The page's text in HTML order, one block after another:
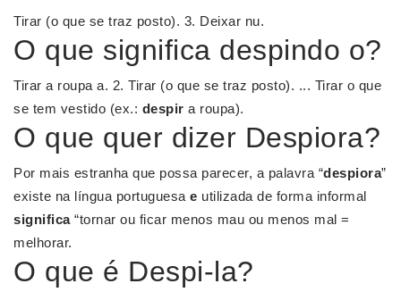
Tirar (o que se traz posto). 3. Deixar nu.
O que significa despindo o?
Tirar a roupa a. 2. Tirar (o que se traz posto). ... Tirar o que
se tem vestido (ex.: despir a roupa).
O que quer dizer Despiora?
Por mais estranha que possa parecer, a palavra “despiora”
existe na língua portuguesa e utilizada de forma informal
significa“tornar ou ficar menos mau ou menos mal =
melhorar.
O que é Despi-la?